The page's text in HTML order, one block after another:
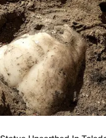
รวมถึงการจัดการข้อมูลส่วน
องเว็บไซต์เรา หากคุณใช้บริก
แสดงว่าคุณยอมรับนโยบายคุกกี้